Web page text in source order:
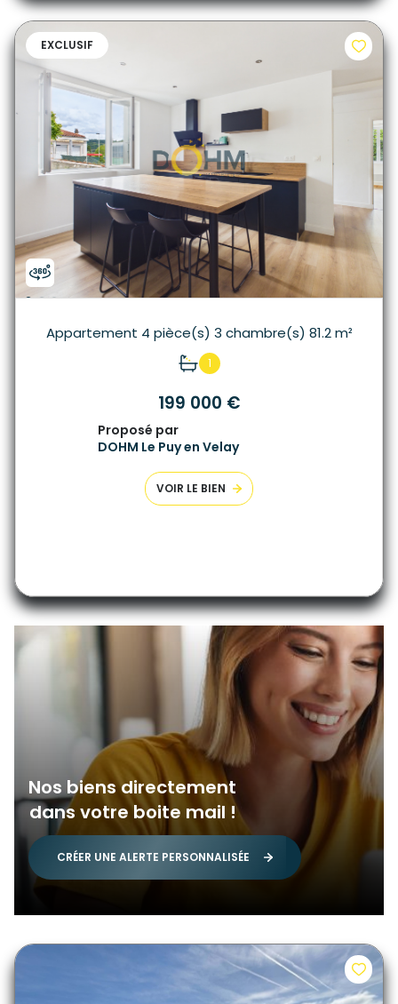
EXCLUSIF
Appartement 4 pièce(s) 3 chambre(s) 81.2 m²
1
199 000 €
Proposé par
DOHM Le Puy en Velay
VOIR LE BIEN
Nos biens directement
dans votre boite mail !
CRÉER UNE ALERTE PERSONNALISÉE